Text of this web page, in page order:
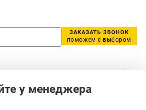
ЗАКАЗАТЬ ЗВОНОК
поможем с выбором
у менеджера